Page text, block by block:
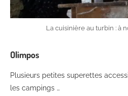
La cuisinière au turbin : à
Olimpos
Plusieurs petites superettes
les campings …